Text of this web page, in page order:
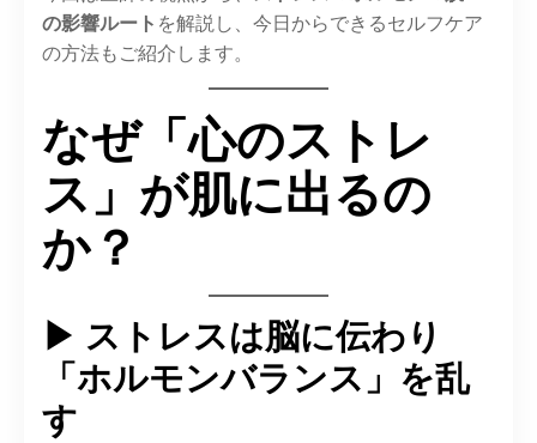
の影響ルート を解説し、今日からできるセルフケア
の方法もご紹介します。
なぜ「心のストレ
ス」が肌に出るの
か？
▶ ストレスは脳に伝わり
「ホルモンバランス」を乱
す